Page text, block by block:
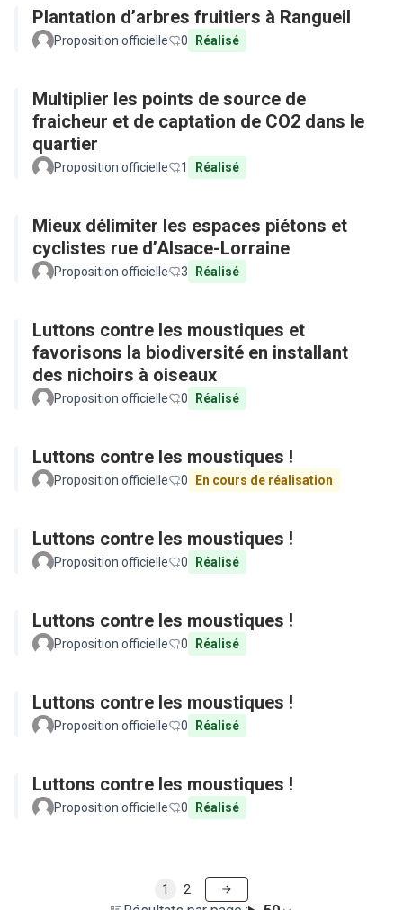
Plantation d’arbres fruitiers à Rangueil
Proposition officielle 0 Réalisé
Multiplier les points de source de
fraicheur et de captation de CO2 dans le
quartier
Proposition officielle 1 Réalisé
Mieux délimiter les espaces piétons et
cyclistes rue d’Alsace-Lorraine
Proposition officielle 3 Réalisé
Luttons contre les moustiques et
favorisons la biodiversité en installant
des nichoirs à oiseaux
Proposition officielle 0 Réalisé
Luttons contre les moustiques !
Proposition officielle 0 En cours de réalisation
Luttons contre les moustiques !
Proposition officielle 0 Réalisé
Luttons contre les moustiques !
Proposition officielle 0 Réalisé
Luttons contre les moustiques !
Proposition officielle 0 Réalisé
Luttons contre les moustiques !
Proposition officielle 0 Réalisé
1 2